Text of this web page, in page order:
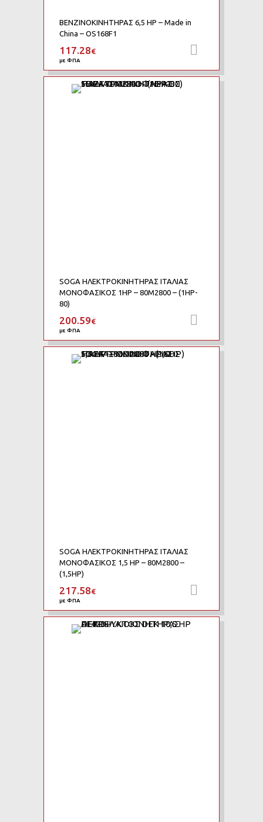
ΒΕΝΖΙΝΟΚΙΝΗΤΗΡΑΣ 6,5 HP – Made in
China – OS168F1
117.28€
με ΦΠΑ
SOGA ΗΛΕΚΤΡΟΚΙΝΗΤΗΡΑΣ ΙΤΑΛΙΑΣ
ΜΟΝΟΦΑΣΙΚΟΣ 1HP – 80M2800 – (1HP-
80)
200.59€
με ΦΠΑ
SOGA ΗΛΕΚΤΡΟΚΙΝΗΤΗΡΑΣ ΙΤΑΛΙΑΣ
ΜΟΝΟΦΑΣΙΚΟΣ 1,5 HP – 80M2800 –
(1,5HP)
217.58€
με ΦΠΑ